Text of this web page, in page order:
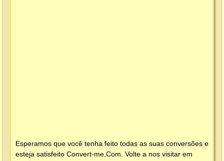
Esperamos que você tenha feito todas as suas conversões e
esteja satisfeito Convert-me.Com . Volte a nos visitar em